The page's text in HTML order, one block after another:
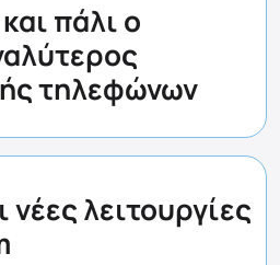
πάλι ο
τηλεφώνων
νέες λειτουργίες